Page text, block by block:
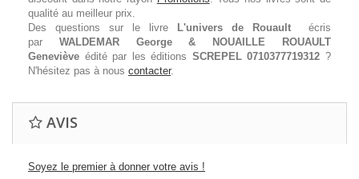
qualité au meilleur prix.
Des questions sur le livre
L'univers de Rouault
écris
par WALDEMAR George & NOUAILLE ROUAULT
Geneviève édité par les éditions SCREPEL 0710377719312 ?
N'hésitez pas à nous contacter.
AVIS
Soyez le premier à donner votre avis !